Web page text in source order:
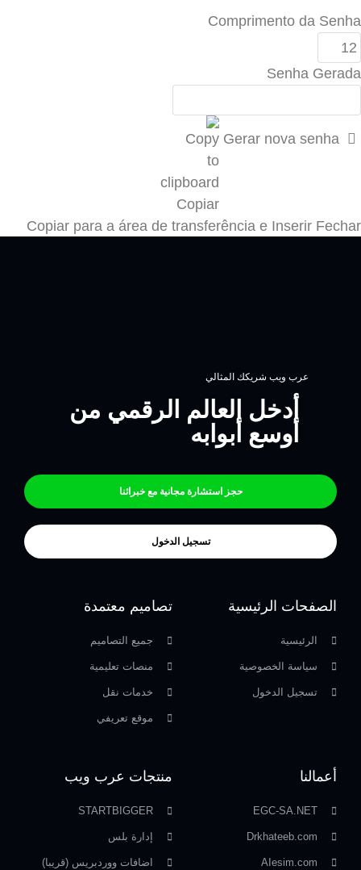
Comprimento da Senha
Senha Gerada
Gerar nova senha
Copiar
Fechar
Copiar para a área de transferência e Inserir
عرب ويب شريكك المثالي
أدخل العالم الرقمي من
أوسع أبوابه
حجز استشارة مجانية مع خبرائنا
تسجيل الدخول
الصفحات الرئيسية
الرئيسية
سياسة الخصوصية
تسجيل الدخول
تصاميم معتمدة
جميع التصاميم
منصات تعليمية
خدمات نقل
موقع تعريفي
أعمالنا
EGC-SA.NET
Drkhateeb.com
AIesim.com
منتجات عرب ويب
STARTBIGGER
إدارة بلس
اضافات ووردبريس (قريبا)